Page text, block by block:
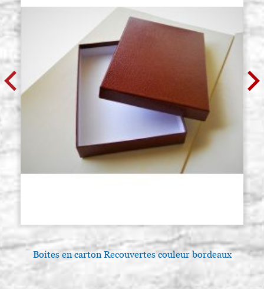
Boites en carton Recouvertes couleur bordeaux